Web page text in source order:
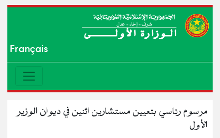
Français
مرسوم رئاسي بتعيين مستشارين اثنين في ديوان الوزير
الأول